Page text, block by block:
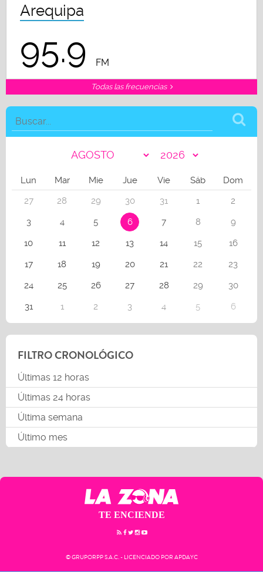
Arequipa
95.9 FM
Todas las frecuencias
Lun Mar Mie Jue Vie Sáb
Dom
27
28 29 30 31 1
2
3
4 5 6 7 8
9
10
11 12 13 14 15
16
17
18 19 20 21 22
23
24
25 26 27 28 29
30
31
1 2 3 4 5 6
FILTRO CRONOLÓGICO
Últimas 12 horas
Últimas 24 horas
Última semana
Último mes
TE ENCIENDE
© GRUPORPP S.A.C. - LICENCIADO POR APDAYC